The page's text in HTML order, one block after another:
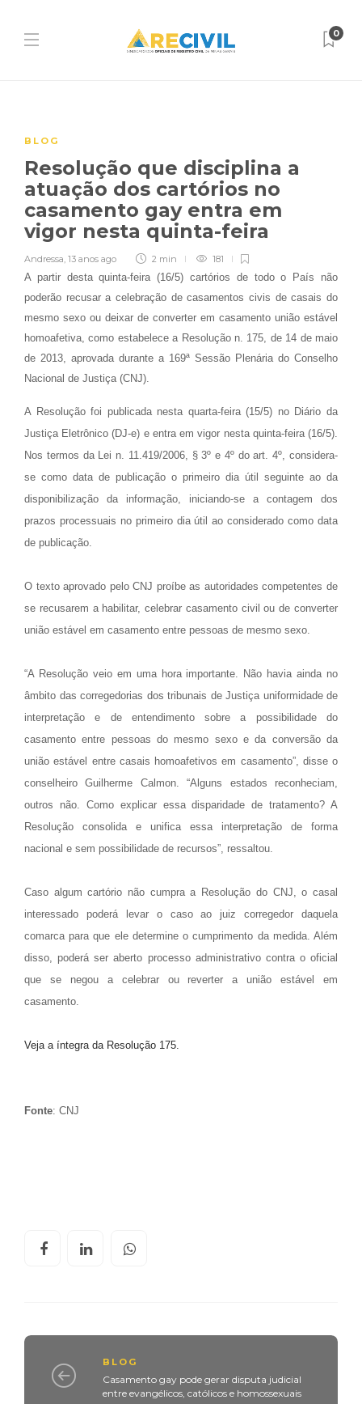
0
BLOG
Resolução que disciplina a
atuação dos cartórios no
casamento gay entra em
vigor nesta quinta-feira
Andressa, 13 anos ago 2 min 181
A partir desta quinta-feira (16/5) cartórios de todo o País não
poderão recusar a celebração de casamentos civis de casais do
mesmo sexo ou deixar de converter em casamento união estável
homoafetiva, como estabelece a Resolução n. 175, de 14 de maio
de 2013, aprovada durante a 169ª Sessão Plenária do Conselho
Nacional de Justiça (CNJ).
A Resolução foi publicada nesta quarta-feira (15/5) no Diário da
Justiça Eletrônico (DJ-e) e entra em vigor nesta quinta-feira (16/5).
Nos termos da Lei n. 11.419/2006, § 3º e 4º do art. 4º, considera-
se como data de publicação o primeiro dia útil seguinte ao da
disponibilização da informação, iniciando-se a contagem dos
prazos processuais no primeiro dia útil ao considerado como data
de publicação.
O texto aprovado pelo CNJ proíbe as autoridades competentes de
se recusarem a habilitar, celebrar casamento civil ou de converter
união estável em casamento entre pessoas de mesmo sexo.
“A Resolução veio em uma hora importante. Não havia ainda no
âmbito das corregedorias dos tribunais de Justiça uniformidade de
interpretação e de entendimento sobre a possibilidade do
casamento entre pessoas do mesmo sexo e da conversão da
união estável entre casais homoafetivos em casamento”, disse o
conselheiro Guilherme Calmon. “Alguns estados reconheciam,
outros não. Como explicar essa disparidade de tratamento? A
Resolução consolida e unifica essa interpretação de forma
nacional e sem possibilidade de recursos”, ressaltou.
Caso algum cartório não cumpra a Resolução do CNJ, o casal
interessado poderá levar o caso ao juiz corregedor daquela
comarca para que ele determine o cumprimento da medida. Além
disso, poderá ser aberto processo administrativo contra o oficial
que se negou a celebrar ou reverter a união estável em
casamento.
Veja a íntegra da Resolução 175.
Fonte: CNJ
BLOG
Casamento gay pode gerar disputa judicial
entre evangélicos, católicos e homossexuais